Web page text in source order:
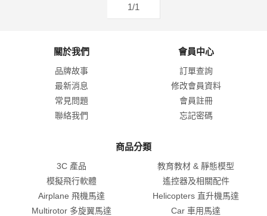
1/1
關於我們
品牌故事
最新消息
常見問題
聯絡我們
會員中心
訂單查詢
修改會員資料
會員註冊
忘記密碼
商品分類
3C 產品
教育教材 & 靜態模型
模擬飛行軟體
遙控器及相關配件
Airplane 飛機馬達
Helicopters 直升機馬達
Multirotor 多旋翼馬達
Car 車用馬達